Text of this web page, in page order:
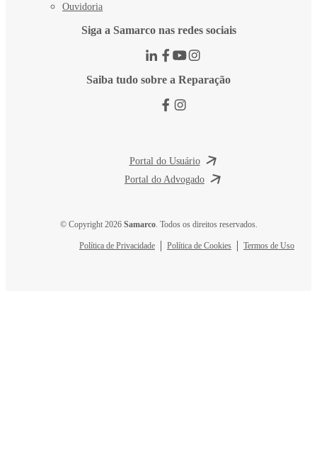
Ouvidoria
Siga a Samarco nas redes sociais
Saiba tudo sobre a Reparação
Portal do Usuário
Portal do Advogado
© Copyright 2026 Samarco. Todos os direitos reservados.
Política de Privacidade Política de Cookies Termos de Uso